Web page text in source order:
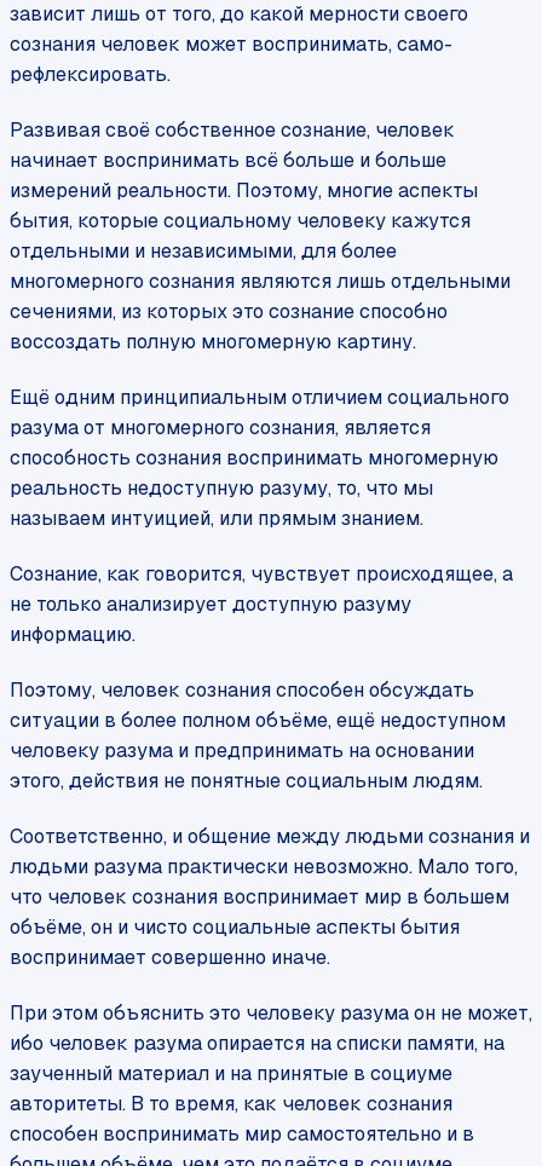
зависит лишь от того, до какой мерности своего
сознания человек может воспринимать, само-
рефлексировать.
Развивая своё собственное сознание, человек
начинает воспринимать всё больше и больше
измерений реальности. Поэтому, многие аспекты
бытия, которые социальному человеку кажутся
отдельными и независимыми, для более
многомерного сознания являются лишь отдельными
сечениями, из которых это сознание способно
воссоздать полную многомерную картину.
Ещё одним принципиальным отличием социального
разума от многомерного сознания, является
способность сознания воспринимать многомерную
реальность недоступную разуму, то, что мы
называем интуицией, или прямым знанием.
Сознание, как говорится, чувствует происходящее, а
не только анализирует доступную разуму
информацию.
Поэтому, человек сознания способен обсуждать
ситуации в более полном объёме, ещё недоступном
человеку разума и предпринимать на основании
этого, действия не понятные социальным людям.
Соответственно, и общение между людьми сознания и
людьми разума практически невозможно. Мало того,
что человек сознания воспринимает мир в большем
объёме, он и чисто социальные аспекты бытия
воспринимает совершенно иначе.
При этом объяснить это человеку разума он не может,
ибо человек разума опирается на списки памяти, на
заученный материал и на принятые в социуме
авторитеты. В то время, как человек сознания
способен воспринимать мир самостоятельно и в